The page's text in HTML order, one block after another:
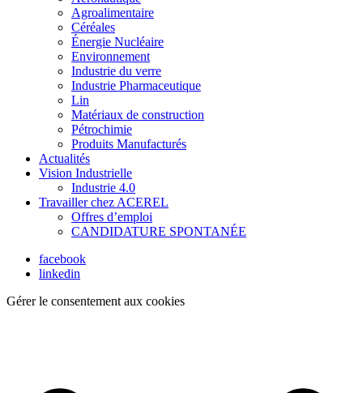
Agroalimentaire
Céréales
Énergie Nucléaire
Environnement
Industrie du verre
Industrie Pharmaceutique
Lin
Matériaux de construction
Pétrochimie
Produits Manufacturés
Actualités
Vision Industrielle
Industrie 4.0
Travailler chez ACEREL
Offres d’emploi
CANDIDATURE SPONTANÉE
facebook
linkedin
Gérer le consentement aux cookies